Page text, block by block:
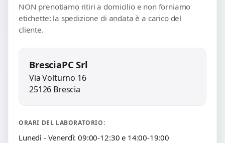
NON prenotiamo ritiri a domicilio e non forniamo
etichette: la spedizione di andata è a carico del
cliente.
BresciaPC Srl
Via Volturno 16
25126 Brescia
ORARI DEL LABORATORIO:
Lunedì - Venerdì: 09:00-12:30 e 14:00-19:00